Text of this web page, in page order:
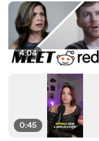
4:04
0:45